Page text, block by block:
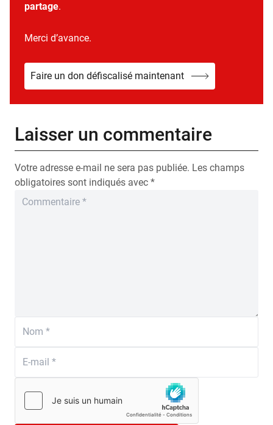
partage.
Merci d’avance.
Faire un don défiscalisé maintenant
Laisser un commentaire
Votre adresse e-mail ne sera pas publiée. Les champs
obligatoires sont indiqués avec *